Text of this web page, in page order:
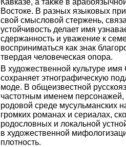
Кавказе, а также в
Востоке. В разных языковых
свой смысловой стержень,
устойчивость делает имя
сдержанность и уважение к
восприниматься как знак
твердая человеческая опора.
В художественной культуре
сохраняет этнографическую
моде. В общеизвестной
частотным именем персонажей,
родовой среде мусульманских
громких романах и сериалах,
родословных и локальной
в художественной
плотность.